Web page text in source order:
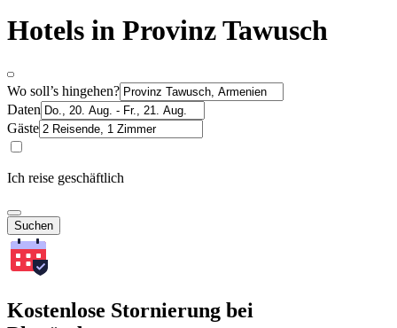
Hotels in Provinz Tawusch
Wo soll’s hingehen?
Daten
Gäste
Ich reise geschäftlich
Suchen
Kostenlose Stornierung bei